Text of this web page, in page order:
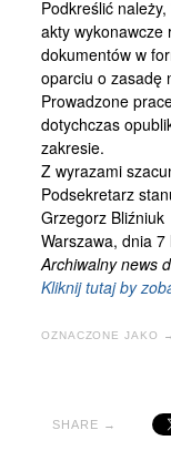
Podkreślić
akty wykonawcze
dokumentów w
oparciu o zasadę
Prowadzone
dotychczas
zakresie.
Z wyrazami
Podsekretarz
Grzegorz Bliźniuk
Warszawa, dnia
Archiwalny news
Kliknij tutaj by
OZNACZONE JAKO →
SHARE →